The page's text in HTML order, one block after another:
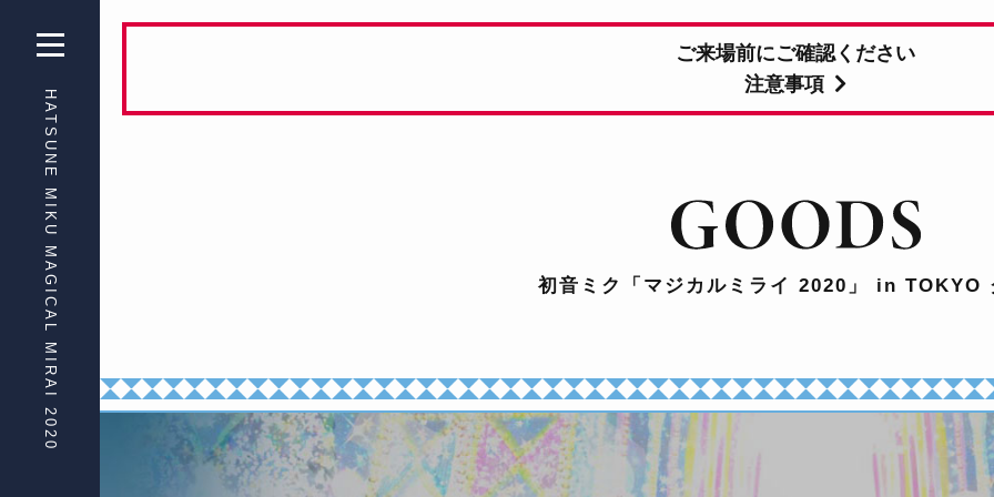
HATSUNE MIKU
MAGICAL MIRAI 2020
ご来場前にご確認ください
注意事項
初音ミク「マジカルミライ 2020」 in TOKYO